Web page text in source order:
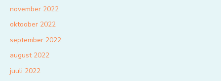
november 2022
oktoober 2022
september 2022
august 2022
juuli 2022